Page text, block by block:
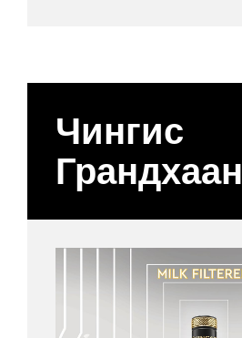
Чингис
Грандхаан